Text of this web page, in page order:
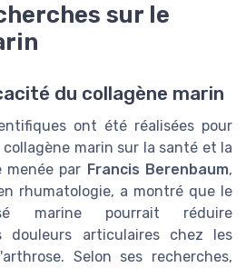
sur le
du collagène marin
ont été réalisées pour
marin sur la santé et la
menée par Francis Berenbaum,
rhumatologie, a montré que le
marine pourrait réduire
douleurs articulaires chez les
Selon ses recherches,